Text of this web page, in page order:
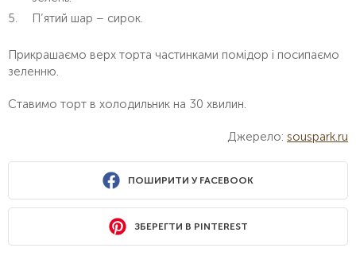
П’ятий шар – сирок.
Прикрашаємо верх торта частинками помідор і посипаємо
зеленню.
Ставимо торт в холодильник на 30 хвилин.
Джерело: souspark.ru
ПОШИРИТИ У FACEBOOK
ЗБЕРЕГТИ В PINTEREST